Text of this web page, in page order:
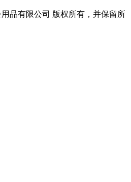
品有限公司 版权所有，并保留所